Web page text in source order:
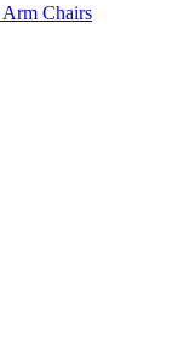
Chairs